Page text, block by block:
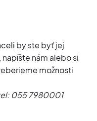
by ste byť jej
nám alebo si
možnosti
055 7980001